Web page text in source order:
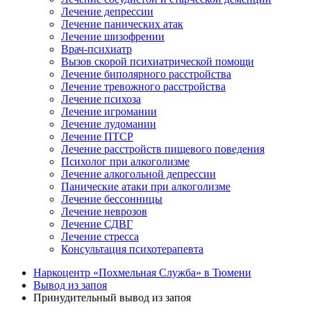
Лечение депрессии
Лечение панических атак
Лечение шизофрении
Врач-психиатр
Вызов скорой психиатрической помощи
Лечение биполярного расстройства
Лечение тревожного расстройства
Лечение психоза
Лечение игромании
Лечение лудомании
Лечение ПТСР
Лечение расстройств пищевого поведения
Психолог при алкоголизме
Лечение алкогольной депрессии
Панические атаки при алкоголизме
Лечение бессонницы
Лечение неврозов
Лечение СДВГ
Лечение стресса
Консультация психотерапевта
Наркоцентр «Похмельная Служба» в Тюмени
Вывод из запоя
Принудительный вывод из запоя